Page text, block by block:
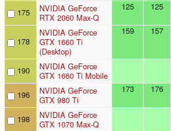
175
NVIDIA GeForce
RTX 2060 Max-Q
125 125
178
NVIDIA GeForce
GTX 1660 Ti
(Desktop)
159 157
190
NVIDIA GeForce
GTX 1660 Ti Mobile
196
NVIDIA GeForce
GTX 980 Ti
173 176
198
NVIDIA GeForce
GTX 1070 Max-Q